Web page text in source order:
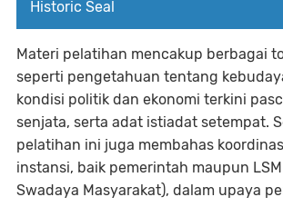
Historic Seal
Materi pelatihan mencakup berbagai
seperti pengetahuan tentang
kondisi politik dan ekonomi terkini
senjata, serta adat istiadat setempat.
pelatihan ini juga membahas
instansi, baik pemerintah maupun
Swadaya Masyarakat), dalam upaya